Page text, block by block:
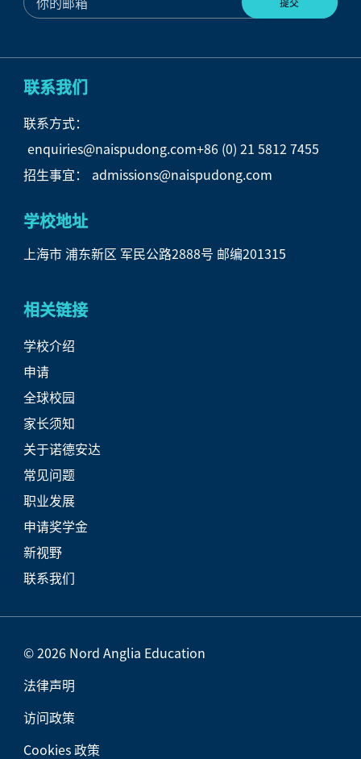
联系我们
联系方式：
enquiries@naispudong.com+86 (0) 21 5812 7455
招生事宜：
admissions@naispudong.com
学校地址
上海市 浦东新区 军民公路2888号 邮编201315
相关链接
学校介绍
申请
全球校园
家长须知
关于诺德安达
常见问题
职业发展
申请奖学金
新视野
联系我们
© 2026 Nord Anglia Education
法律声明
访问政策
Cookies 政策